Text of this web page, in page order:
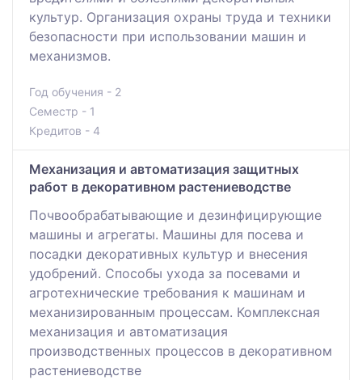
культур. Организация охраны труда и техники
безопасности при использовании машин и
механизмов.
Год обучения - 2
Семестр - 1
Кредитов - 4
Механизация и автоматизация защитных
работ в декоративном растениеводстве
Почвообрабатывающие и дезинфицирующие
машины и агрегаты. Машины для посева и
посадки декоративных культур и внесения
удобрений. Способы ухода за посевами и
агротехнические требования к машинам и
механизированным процессам. Комплексная
механизация и автоматизация
производственных процессов в декоративном
растениеводстве